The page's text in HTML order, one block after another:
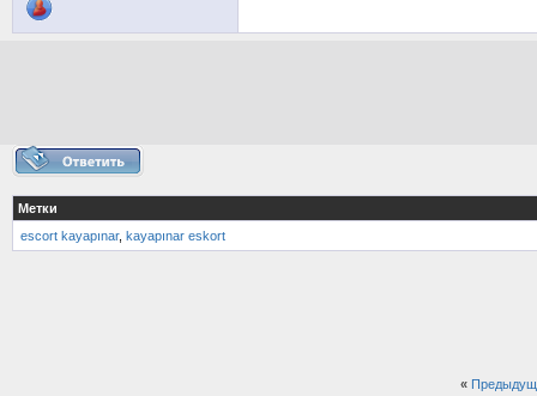
Метки
escort kayapınar, kayapınar eskort
«